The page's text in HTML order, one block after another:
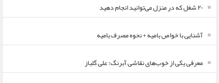
۲۰ شغل که در منزل می‌توانید انجام دهید
آشنایی با خواص بامیه + نحوه مصرف بامیه
معرفی یکی از خوب‌های نقاشی آبرنگ؛ علی گلباز